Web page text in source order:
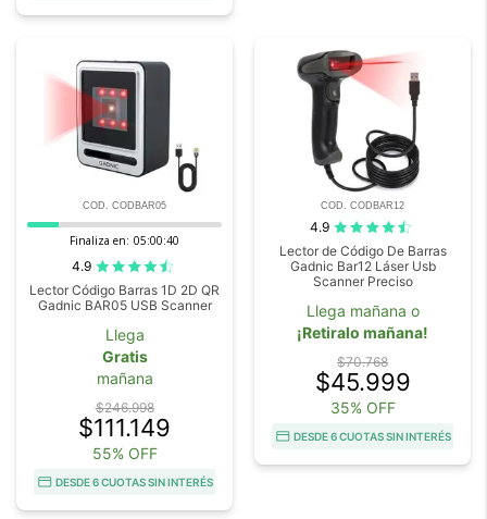
COD. CODBAR05
Finaliza en: 05:00:40
4.9
Lector Código Barras 1D 2D QR
Gadnic BAR05 USB Scanner
Llega
Gratis
mañana
$246.998
$111.149
55% OFF
DESDE 6 CUOTAS SIN INTERÉS
COD. CODBAR12
4.9
Lector de Código De Barras
Gadnic Bar12 Láser Usb
Scanner Preciso
Llega mañana o
¡Retiralo mañana!
$70.768
$45.999
35% OFF
DESDE 6 CUOTAS SIN INTERÉS